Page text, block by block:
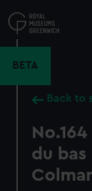
to
main
BETA
Back to
du